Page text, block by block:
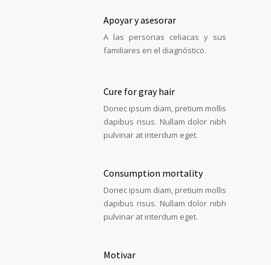
Apoyar y asesorar
A las personas celiacas y sus
familiares en el diagnóstico.
Cure for gray hair
Donec ipsum diam, pretium mollis
dapibus risus. Nullam dolor nibh
pulvinar at interdum eget.
Consumption mortality
Donec ipsum diam, pretium mollis
dapibus risus. Nullam dolor nibh
pulvinar at interdum eget.
Motivar